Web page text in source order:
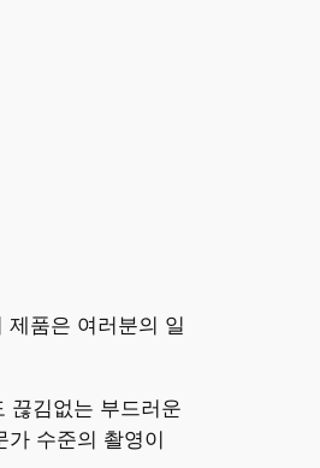
품은 여러분의 일
끊김없는 부드러운
가 수준의 촬영이